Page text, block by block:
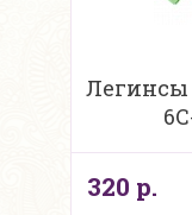
Легинсы
320 р.